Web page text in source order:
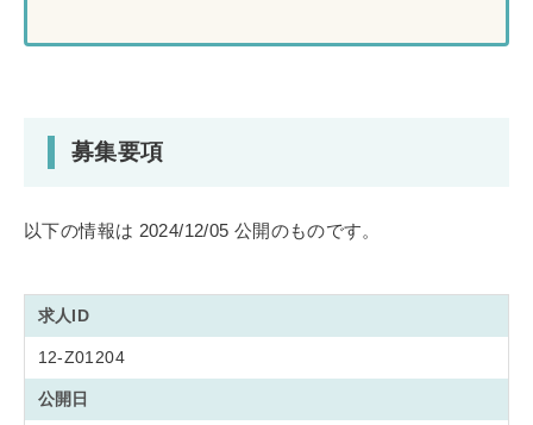
募集要項
以下の情報は 2024/12/05 公開のものです。
求人ID
12-Z01204
公開日